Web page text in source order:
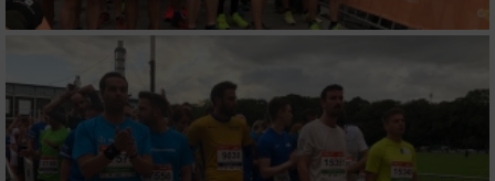
Messung der Performance von Inhalten
Analyse von Zielgruppen durch Statistiken
oder Kombinationen von Daten aus
verschiedenen Quellen